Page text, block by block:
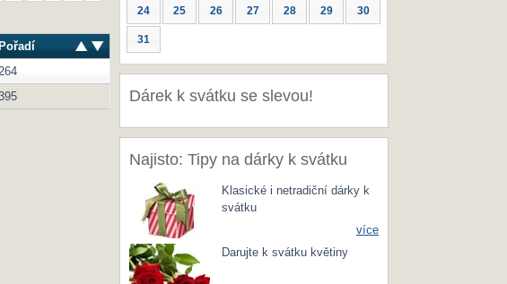
264
24 25 26 27 28 29 30
31
Dárek k svátku se slevou!
Najisto: Tipy na dárky k svátku
Klasické i netradiční dárky k
svátku
více
Darujte k svátku květiny